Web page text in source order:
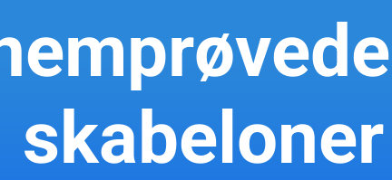
skabeloner